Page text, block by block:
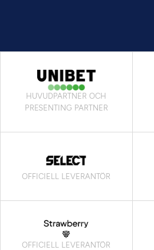
HUVUDPARTNER OCH
PRESENTING PARTNER
OFFICIELL LEVERANTÖR
OFFICIELL LEVERANTÖR